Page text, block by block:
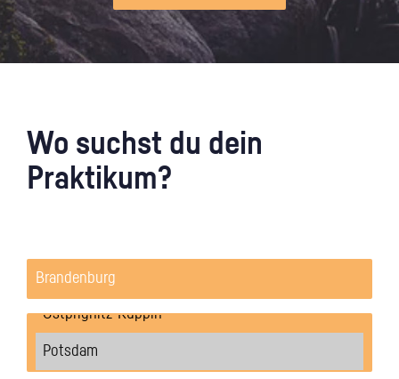
Wo suchst du dein
Praktikum?